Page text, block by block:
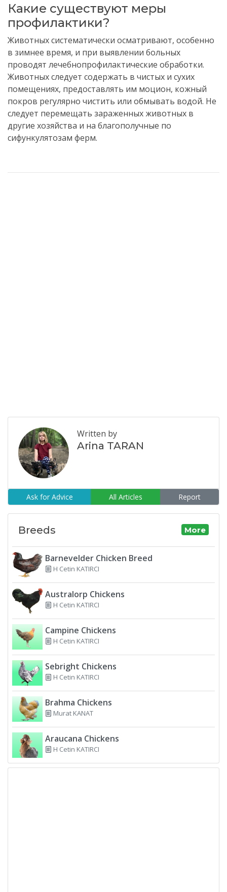
Какие существуют меры
профилактики?
Животных систематически осматривают, особенно
в зимнее время, и при выявлении больных
проводят лечебнопрофилактические обработки.
Животных следует содержать в чистых и сухих
помещениях, предоставлять им моцион, кожный
покров регулярно чистить или обмывать водой. Не
следует перемещать зараженных животных в
другие хозяйства и на благополучные по
сифункулятозам ферм.
Written by
Arina TARAN
Ask for Advice All Articles Report
Breeds More
Barnevelder Chicken Breed
H Cetin KATIRCI
Australorp Chickens
H Cetin KATIRCI
Campine Chickens
H Cetin KATIRCI
Sebright Chickens
H Cetin KATIRCI
Brahma Chickens
Murat KANAT
Araucana Chickens
H Cetin KATIRCI